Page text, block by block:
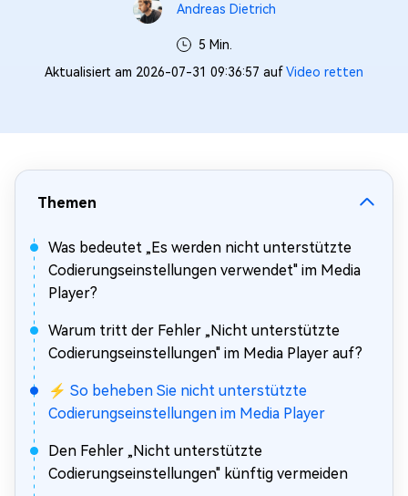
Andreas Dietrich
5 Min.
Aktualisiert am 2026-07-31 09:36:57 aufVideo retten
Themen
Was bedeutet „Es werden nicht unterstützte
Codierungseinstellungen verwendet" im Media
Player?
Warum tritt der Fehler „Nicht unterstützte
Codierungseinstellungen" im Media Player auf?
⚡ So beheben Sie nicht unterstützte
Codierungseinstellungen im Media Player
Den Fehler „Nicht unterstützte
Codierungseinstellungen" künftig vermeiden